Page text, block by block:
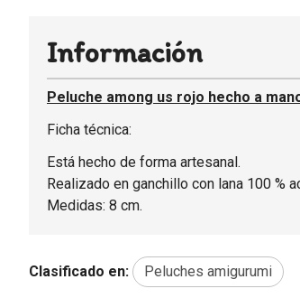
Información
Peluche among us rojo hecho a
Ficha técnica:
Está hecho de forma artesanal.
Realizado en ganchillo con lana 100 %
Medidas: 8 cm.
Clasificado en: Peluches amigurumi